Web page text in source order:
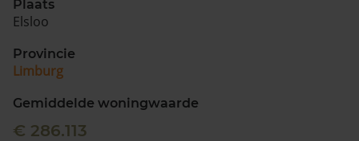
088 220 4200
Maandag t/m vrijdag - 08:00 -18:00
Plaats
Elsloo
Provincie
Limburg
Gemiddelde woningwaarde
€ 286.113